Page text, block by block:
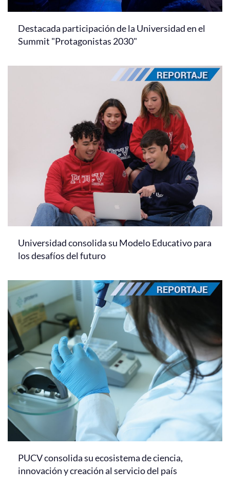
Destacada participación de la Universidad en el
Summit "Protagonistas 2030"
Universidad consolida su Modelo Educativo para
los desafíos del futuro
PUCV consolida su ecosistema de ciencia,
innovación y creación al servicio del país